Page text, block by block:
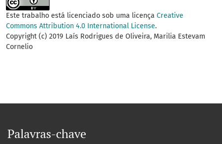
Este trabalho está licenciado sob uma licença Creative
Commons Attribution 4.0 International License.
Copyright (c) 2019 Laís Rodrigues de Oliveira, Marilia Estevam
Cornelio
Palavras-chave